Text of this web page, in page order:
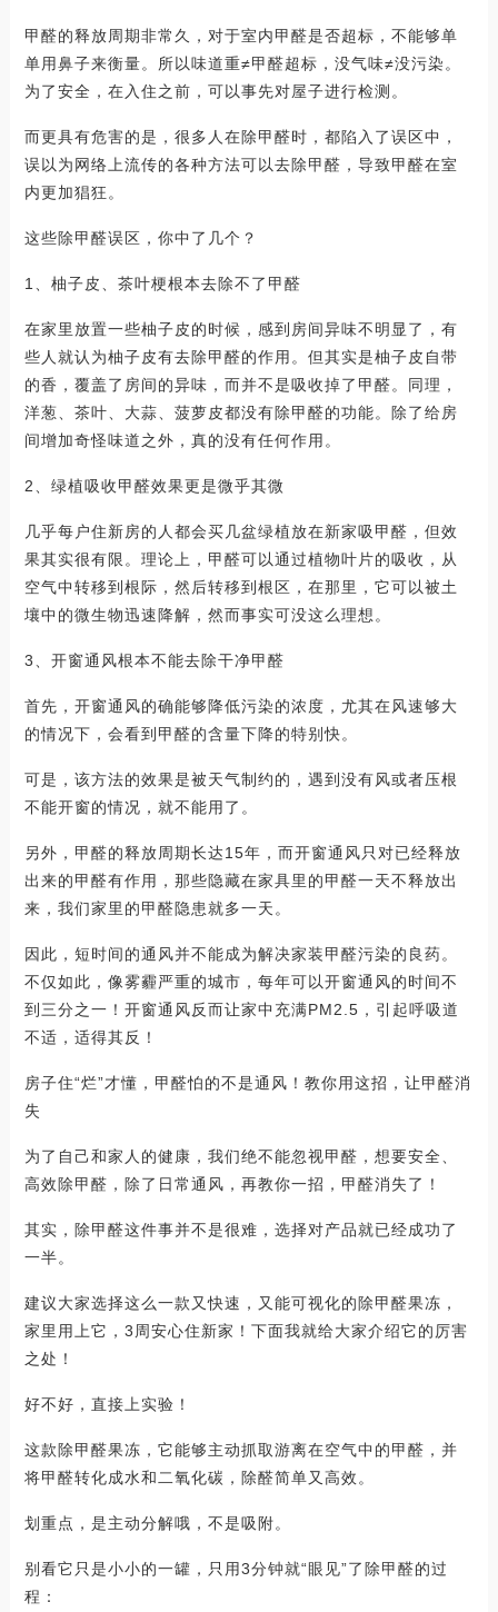
甲醛的释放周期非常久，对于室内甲醛是否超标，不能够单
单用鼻子来衡量。所以味道重≠甲醛超标，没气味≠没污染。
为了安全，在入住之前，可以事先对屋子进行检测。
而更具有危害的是，很多人在除甲醛时，都陷入了误区中，
误以为网络上流传的各种方法可以去除甲醛，导致甲醛在室
内更加猖狂。
这些除甲醛误区，你中了几个？
1、柚子皮、茶叶梗根本去除不了甲醛
在家里放置一些柚子皮的时候，感到房间异味不明显了，有
些人就认为柚子皮有去除甲醛的作用。但其实是柚子皮自带
的香，覆盖了房间的异味，而并不是吸收掉了甲醛。同理，
洋葱、茶叶、大蒜、菠萝皮都没有除甲醛的功能。除了给房
间增加奇怪味道之外，真的没有任何作用。
2、绿植吸收甲醛效果更是微乎其微
几乎每户住新房的人都会买几盆绿植放在新家吸甲醛，但效
果其实很有限。理论上，甲醛可以通过植物叶片的吸收，从
空气中转移到根际，然后转移到根区，在那里，它可以被土
壤中的微生物迅速降解，然而事实可没这么理想。
3、开窗通风根本不能去除干净甲醛
首先，开窗通风的确能够降低污染的浓度，尤其在风速够大
的情况下，会看到甲醛的含量下降的特别快。
可是，该方法的效果是被天气制约的，遇到没有风或者压根
不能开窗的情况，就不能用了。
另外，甲醛的释放周期长达15年，而开窗通风只对已经释放
出来的甲醛有作用，那些隐藏在家具里的甲醛一天不释放出
来，我们家里的甲醛隐患就多一天。
因此，短时间的通风并不能成为解决家装甲醛污染的良药。
不仅如此，像雾霾严重的城市，每年可以开窗通风的时间不
到三分之一！开窗通风反而让家中充满PM2.5，引起呼吸道
不适，适得其反！
房子住“烂”才懂，甲醛怕的不是通风！教你用这招，让甲醛消
失
为了自己和家人的健康，我们绝不能忽视甲醛，想要安全、
高效除甲醛，除了日常通风，再教你一招，甲醛消失了！
其实，除甲醛这件事并不是很难，选择对产品就已经成功了
一半。
建议大家选择这么一款又快速，又能可视化的除甲醛果冻，
家里用上它，3周安心住新家！下面我就给大家介绍它的厉害
之处！
好不好，直接上实验！
这款除甲醛果冻，它能够主动抓取游离在空气中的甲醛，并
将甲醛转化成水和二氧化碳，除醛简单又高效。
划重点，是主动分解哦，不是吸附。
别看它只是小小的一罐，只用3分钟就“眼见”了除甲醛的过
程：